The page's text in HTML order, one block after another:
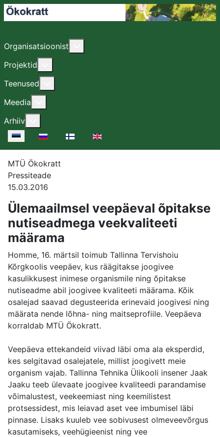
Organisatsioonist
Projektid
Teenused
Meedia
Arhiiv
Vali keel
MTÜ Ökokratt
Pressiteade
15.03.2016
Ülemaailmsel veepäeval õpitakse
nutiseadmega veekvaliteeti
määrama
Homme, 16. märtsil toimub Tallinna Tervishoiu
Kõrgkoolis veepäev, kus räägitakse joogivee
kasulikkusest inimese organismile ning õpitakse
nutiseadme abil joogivee kvaliteeti määrama. Kõik
osalejad saavad degusteerida erinevaid joogivesi ning
määrata nende lõhna- ning maitseprofiile. Veepäeva
korraldab MTÜ Ökokratt.
Veepäeva ettekandeid viivad läbi oma ala eksperdid,
kes selgitavad osalejatele, millist joogivett meie
organism vajab. Tallinna Tehnika Ülikooli insener Jaak
Jaaku teeb ülevaate joogivee kvaliteedi parandamise
võimalustest, veekeemiast ning keemilistest
protsessidest, mis leiavad aset vee imbumisel läbi
pinnase. Lisaks kuuleb vee sobivusest olmeveevõrgus
kasutamiseks, veehügieenist ning vee